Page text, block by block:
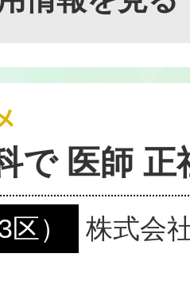
で 医師 正
）
株式会